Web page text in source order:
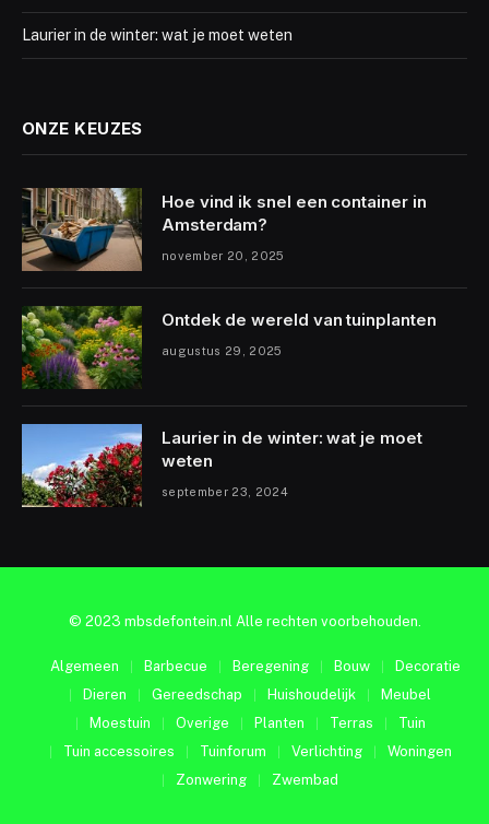
Laurier in de winter: wat je moet weten
ONZE KEUZES
Hoe vind ik snel een container in
Amsterdam?
november 20, 2025
Ontdek de wereld van tuinplanten
augustus 29, 2025
Laurier in de winter: wat je moet
weten
september 23, 2024
© 2023 mbsdefontein.nl Alle rechten voorbehouden.
Algemeen Barbecue Beregening Bouw
Decoratie
Dieren
Gereedschap Huishoudelijk
Meubel
Moestuin
Overige Planten Terras
Tuin
Tuin accessoires
Tuinforum Verlichting
Woningen
Zonwering
Zwembad